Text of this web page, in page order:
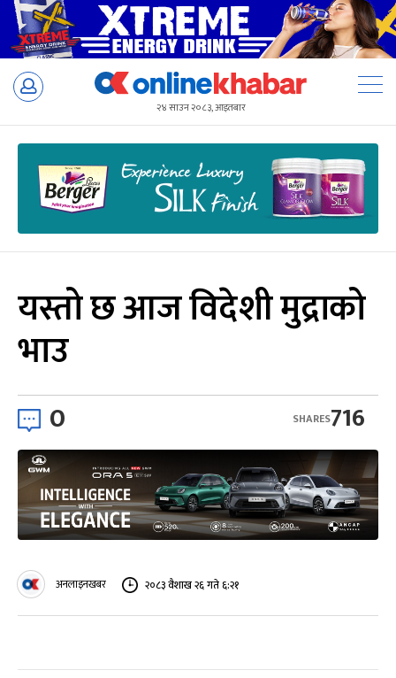
Skip
२४ साउन २०८३, आइतबार
यस्तो छ आज विदेशी मुद्राको
भाउ
0 716
SHARES
अनलाइनखबर २०८३ वैशाख २६ गते ६:२१